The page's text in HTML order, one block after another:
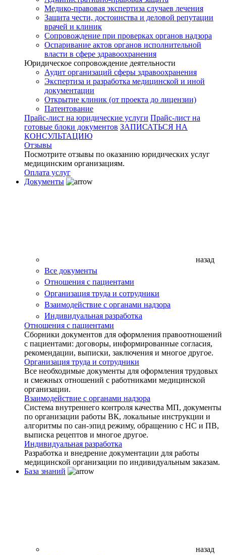
Медико-правовая экспертиза случаев лечения
Защита чести, достоинства и деловой репутации
врачей и клиник
Сопровождение при проверках органов надзора
Оспаривание актов органов исполнительной
власти в сфере здравоохранения
Юридическое сопровождение деятельности
Аудит организаций сферы здравоохранения
Экспертиза и разработка медицинской и иной
документации
Открытие клиник (от проекта до лицензии)
Патентование
Прайс-лист на юридические услуги Прайс-лист на
готовые блоки документов ЗАПИСАТЬСЯ НА
КОНСУЛЬТАЦИЮ
Отзывы
Посмотрите отзывы по оказанию юридических услуг
медицинским организациям.
Оплата услуг
Документы
назад
Все документы
Отношения с пациентами
Организация труда и сотрудники
Взаимодействие с органами надзора
Индивидуальная разработка
Отношения с пациентами
Сборники документов для оформления правоотношений
с пациентами: договоры, информированные согласия,
рекомендации, выписки, заключения и многое другое.
Организация труда и сотрудники
Все необходимые документы для оформления трудовых
и смежных отношений с работниками медицинской
организации.
Взаимодействие с органами надзора
Система внутреннего контроля качества МП, документы
по организации работы ВК, локальные инструкции и
алгоритмы по сан-эпид режиму, обращению с НС и ПВ,
выписка рецептов и многое другое.
Индивидуальная разработка
Разработка и внедрение документации для работы
медицинской организации по индивидуальным заказам.
База знаний
назад